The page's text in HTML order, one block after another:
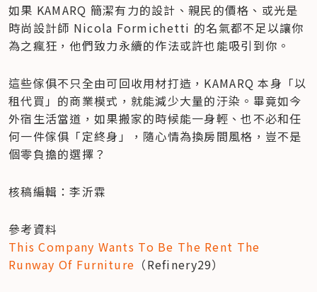
如果 KAMARQ 簡潔有力的設計、親民的價格、或光是
時尚設計師 Nicola Formichetti 的名氣都不足以讓你
為之瘋狂，他們致力永續的作法或許也能吸引到你。
這些傢俱不只全由可回收用材打造，KAMARQ 本身「以
租代買」的商業模式，就能減少大量的汙染。畢竟如今
外宿生活當道，如果搬家的時候能一身輕、也不必和任
何一件傢俱「定終身」，隨心情為換房間風格，豈不是
個零負擔的選擇？
核稿編輯：李沂霖
This Company Wants To Be The Rent The
Runway Of Furniture （Refinery29）